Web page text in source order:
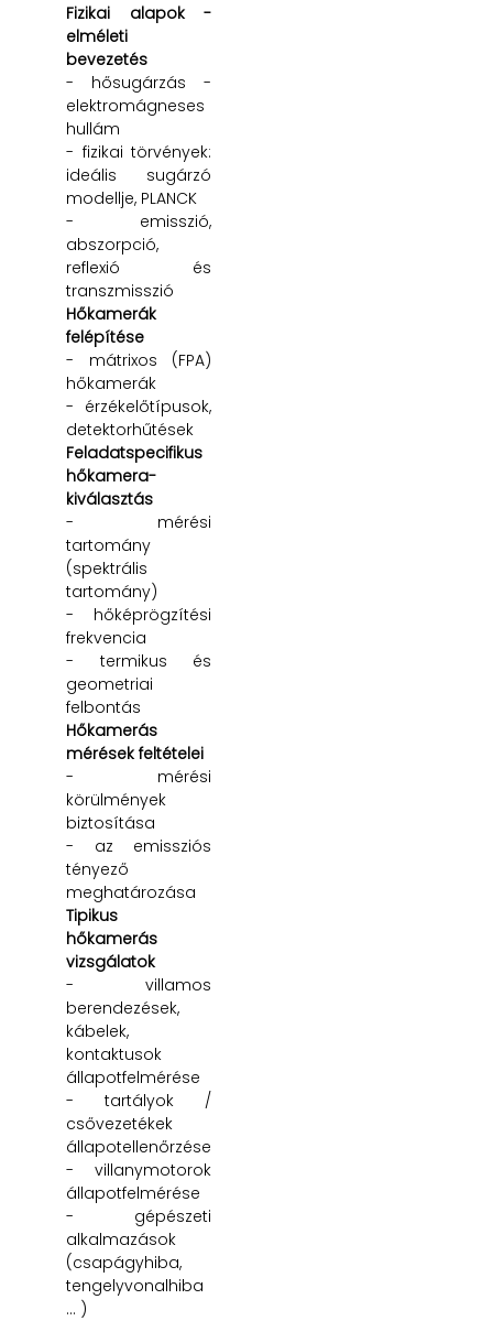
Fizikai alapok -
elméleti
bevezetés
- hősugárzás -
elektromágneses
hullám
- fizikai törvények:
ideális sugárzó
modellje, PLANCK
- emisszió,
abszorpció,
reflexió és
transzmisszió
Hőkamerák
felépítése
- mátrixos (FPA)
hőkamerák
- érzékelőtípusok,
detektorhűtések
Feladatspecifikus
hőkamera-
kiválasztás
- mérési
tartomány
(spektrális
tartomány)
- hőképrögzítési
frekvencia
- termikus és
geometriai
felbontás
Hőkamerás
mérések feltételei
- mérési
körülmények
biztosítása
- az emissziós
tényező
meghatározása
Tipikus
hőkamerás
vizsgálatok
- villamos
berendezések,
kábelek,
kontaktusok
állapotfelmérése
- tartályok /
csővezetékek
állapotellenőrzése
- villanymotorok
állapotfelmérése
- gépészeti
alkalmazások
(csapágyhiba,
tengelyvonalhiba
... )